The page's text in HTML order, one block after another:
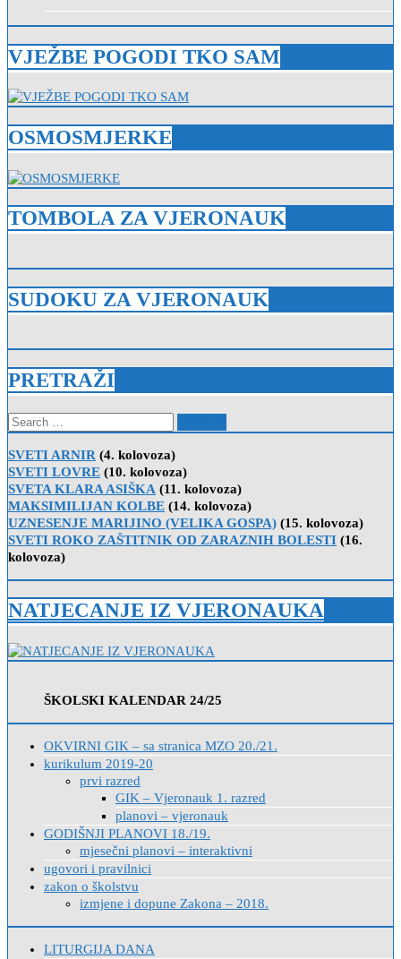
VJEŽBE POGODI TKO SAM
OSMOSMJERKE
TOMBOLA ZA VJERONAUK
SUDOKU ZA VJERONAUK
PRETRAŽI
Search
for:
SVETI ARNIR (4. kolovoza)
SVETI LOVRE (10. kolovoza)
SVETA KLARA ASIŠKA (11. kolovoza)
MAKSIMILIJAN KOLBE (14. kolovoza)
UZNESENJE MARIJINO (VELIKA GOSPA) (15. kolovoza)
SVETI ROKO ZAŠTITNIK OD ZARAZNIH BOLESTI (16.
kolovoza)
NATJECANJE IZ VJERONAUKA
ŠKOLSKI KALENDAR 24/25
OKVIRNI GIK – sa stranica MZO 20./21.
kurikulum 2019-20
prvi razred
GIK – Vjeronauk 1. razred
planovi – vjeronauk
GODIŠNJI PLANOVI 18./19.
mjesečni planovi – interaktivni
ugovori i pravilnici
zakon o školstvu
izmjene i dopune Zakona – 2018.
LITURGIJA DANA